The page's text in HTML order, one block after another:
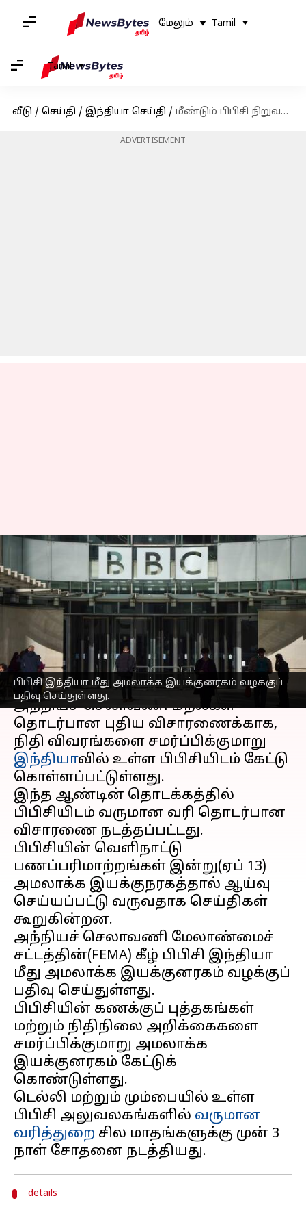
மேலும் Tamil
Tamil
வீடு / செய்தி / இந்தியா செய்தி / மீண்டும் பிபிசி நிறுவனத்தில் சோதனை: அமலாக்க இயக்குநரகம் நடவடிக்கை
ADVERTISEMENT
பிபிசி இந்தியா மீது அமலாக்க இயக்குனரகம் வழக்குப்
பதிவு செய்துள்ளது.
மீண்டும் பிபிசி
நிறுவனத்தில் சோதனை:
அமலாக்க இயக்குநரகம்
நடவடிக்கை
எழுதியவர் Sindhuja SM Apr 13, 2023 03:08 pm
செய்தி முன்னோட்டம்
அந்நியச் செலாவணி மீறல்கள்
தொடர்பான புதிய விசாரணைக்காக,
நிதி விவரங்களை சமர்ப்பிக்குமாறு
இந்தியாவில் உள்ள பிபிசியிடம் கேட்டு
கொள்ளப்பட்டுள்ளது.
இந்த ஆண்டின் தொடக்கத்தில்
பிபிசியிடம் வருமான வரி தொடர்பான
விசாரணை நடத்தப்பட்டது.
பிபிசியின் வெளிநாட்டு
பணப்பரிமாற்றங்கள் இன்று(ஏப் 13)
அமலாக்க இயக்குநரகத்தால் ஆய்வு
செய்யப்பட்டு வருவதாக செய்திகள்
கூறுகின்றன.
அந்நியச் செலாவணி மேலாண்மைச்
சட்டத்தின்(FEMA) கீழ் பிபிசி இந்தியா
மீது அமலாக்க இயக்குனரகம் வழக்குப்
பதிவு செய்துள்ளது.
பிபிசியின் கணக்குப் புத்தகங்கள்
மற்றும் நிதிநிலை அறிக்கைகளை
சமர்ப்பிக்குமாறு அமலாக்க
இயக்குனரகம் கேட்டுக்
கொண்டுள்ளது.
டெல்லி மற்றும் மும்பையில் உள்ள
பிபிசி அலுவலகங்களில் வருமான
வரித்துறை சில மாதங்களுக்கு முன் 3
details